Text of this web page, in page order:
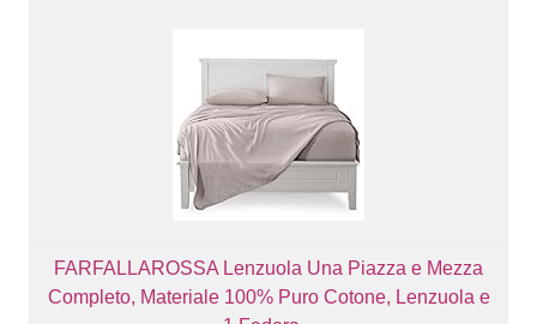
FARFALLAROSSA Lenzuola Una Piazza e Mezza
Completo, Materiale 100% Puro Cotone, Lenzuola e